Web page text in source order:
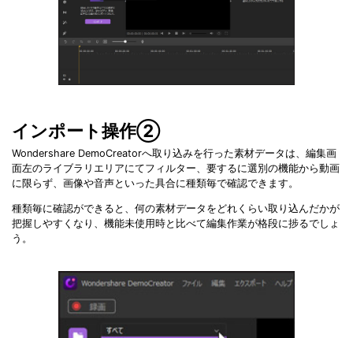
インポート操作②
Wondershare DemoCreatorへ取り込みを行った素材データは、編集画
面左のライブラリエリアにてフィルター、要するに選別の機能から動画
に限らず、画像や音声といった具合に種類毎で確認できます。
種類毎に確認ができると、何の素材データをどれくらい取り込んだかが
把握しやすくなり、機能未使用時と比べて編集作業が格段に捗るでしょ
う。